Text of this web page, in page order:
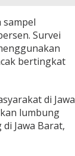
sampel
Survei
bertingkat
di Jawa
lumbung
Jawa Barat,